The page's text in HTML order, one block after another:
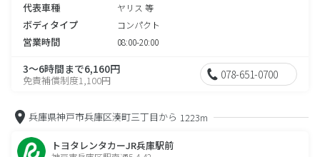
代表車種 ヤリス 等
ボディタイプ コンパクト
営業時間 08:00-20:00
3～6時間まで6,160円
免責補償制度1,100円 078-651-0700
兵庫県神戸市兵庫区湊町三丁目から 1223m
トヨタレンタカーJR兵庫駅前